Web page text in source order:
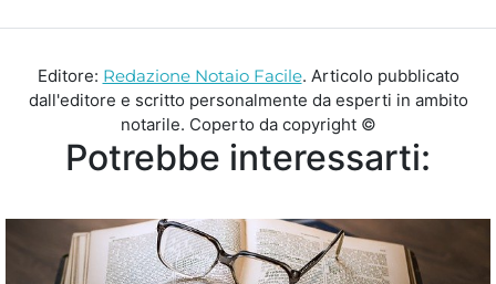
Editore: Redazione Notaio Facile. Articolo pubblicato
dall'editore e scritto personalmente da esperti in ambito
notarile. Coperto da copyright ©
Potrebbe interessarti: